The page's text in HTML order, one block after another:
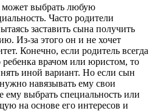
может выбрать любую
Часто родители
заставить сына получить
Из-за этого он и не хочет
Конечно, если родитель всегда
ребенка врачом или юристом, то
иной вариант. Но если сын
навязывать ему свои
выбрать специальность или
на основе его интересов и